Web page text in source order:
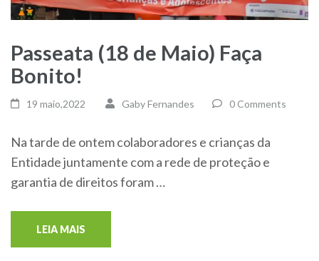
Passeata (18 de Maio) Faça
Bonito!
19 maio,2022 Gaby Fernandes 0 Comments
Na tarde de ontem colaboradores e crianças da
Entidade juntamente com a rede de proteção e
garantia de direitos foram …
LEIA MAIS